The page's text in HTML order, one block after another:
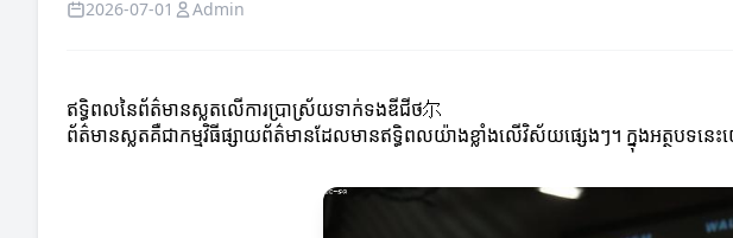
2026-07-01 Admin
ឥទ្ធិពលនៃព័ត៌មានស្លតលើការប្រាស្រ័យទាក់ទងឌីជីថ尔
ព័ត៌មានស្លតគឺជាកម្មវិធីផ្សាយព័ត៌មានដែលមានឥទ្ធិពលយ៉ាងខ្លាំងលើវិស័យផ្សេងៗ។ ក្នុងអត្ថបទ